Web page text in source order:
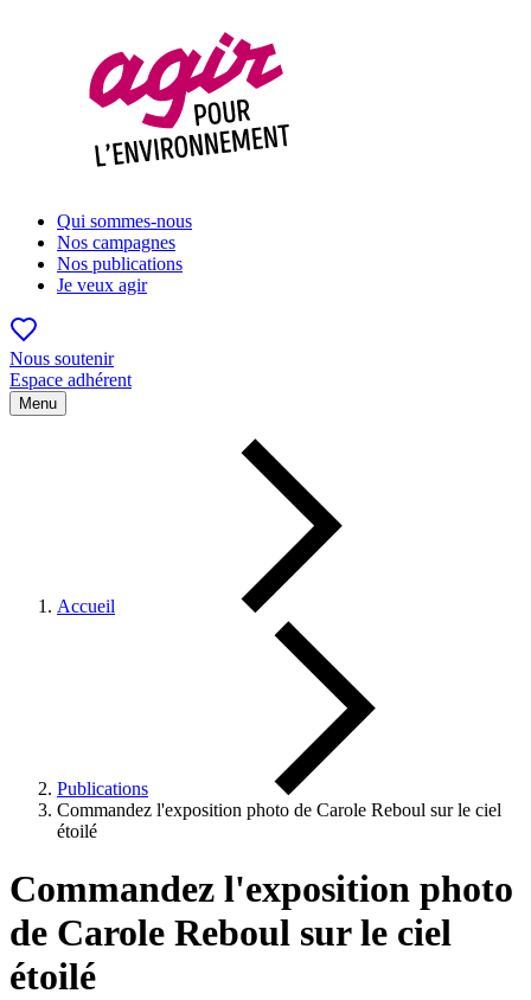
Qui sommes-nous
Nos campagnes
Nos publications
Je veux agir
Nous soutenir
Espace adhérent
Menu
Accueil
Publications
Commandez l'exposition photo de Carole Reboul sur le ciel
étoilé
Commandez l'exposition photo
de Carole Reboul sur le ciel
étoilé